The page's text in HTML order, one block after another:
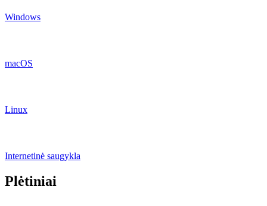
Windows
macOS
Linux
Internetinė saugykla
Plėtiniai